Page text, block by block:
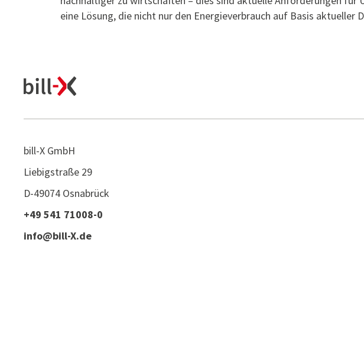
eine Lösung, die nicht nur den Energieverbrauch auf Basis
bill-X GmbH
Liebigstraße 29
D-49074 Osnabrück
+49 541 71008-0
info@bill-X.de